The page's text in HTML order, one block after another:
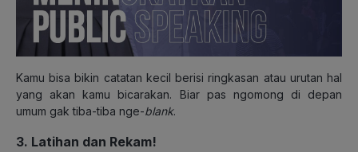
Kamu bisa bikin catatan kecil berisi ringkasan atau urutan hal
yang akan kamu bicarakan. Biar pas ngomong di depan
umum gak tiba-tiba nge-blank.
3. Latihan dan Rekam!